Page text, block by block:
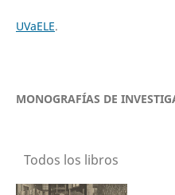
UVaELE.
MONOGRAFÍAS DE
Todos los libros